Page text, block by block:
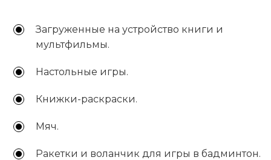
Загруженные на устройство книги и
мультфильмы.
Настольные игры.
Книжки-раскраски.
Мяч.
Ракетки и воланчик для игры в бадминтон.